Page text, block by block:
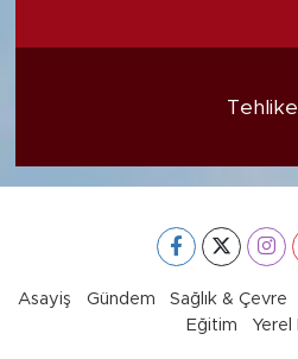
Asayiş Gündem Sağlık & Çevre
Eğitim
Yerel